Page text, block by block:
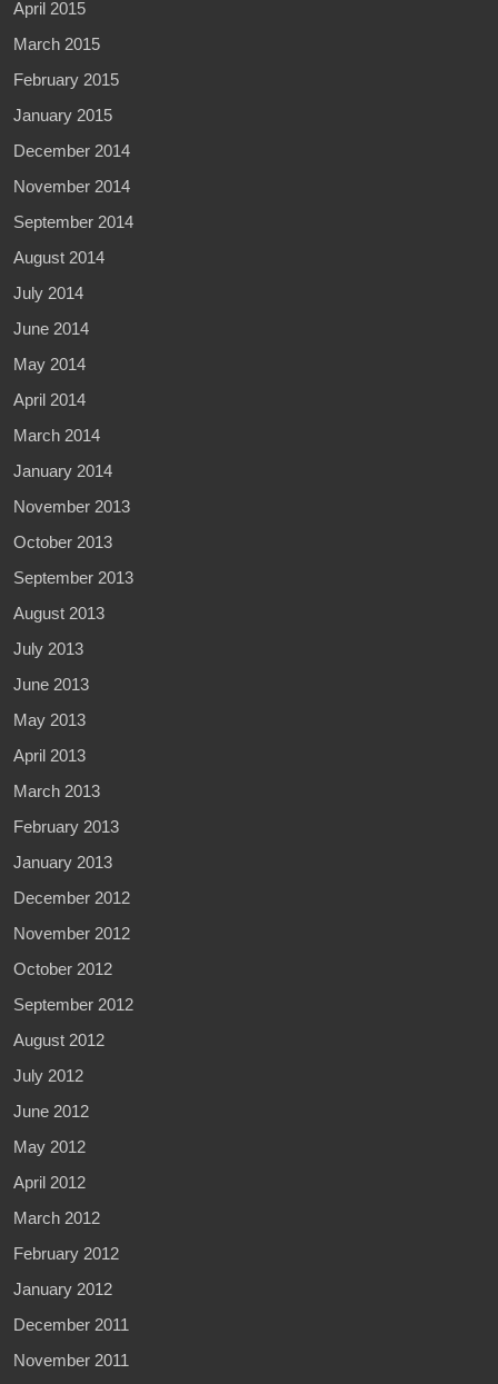
April 2015
March 2015
February 2015
January 2015
December 2014
November 2014
September 2014
August 2014
July 2014
June 2014
May 2014
April 2014
March 2014
January 2014
November 2013
October 2013
September 2013
August 2013
July 2013
June 2013
May 2013
April 2013
March 2013
February 2013
January 2013
December 2012
November 2012
October 2012
September 2012
August 2012
July 2012
June 2012
May 2012
April 2012
March 2012
February 2012
January 2012
December 2011
November 2011